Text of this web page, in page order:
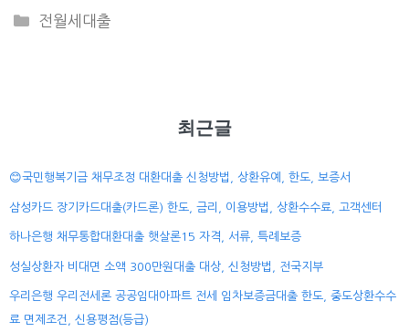
CATEGORIES
전월세대출
최근글
😊국민행복기금 채무조정 대환대출 신청방법, 상환유예, 한도, 보증서
삼성카드 장기카드대출(카드론) 한도, 금리, 이용방법, 상환수수료, 고객센터
하나은행 채무통합대환대출 햇살론15 자격, 서류, 특례보증
성실상환자 비대면 소액 300만원대출 대상, 신청방법, 전국지부
우리은행 우리전세론 공공임대아파트 전세 임차보증금대출 한도, 중도상환수수
료 면제조건, 신용평점(등급)